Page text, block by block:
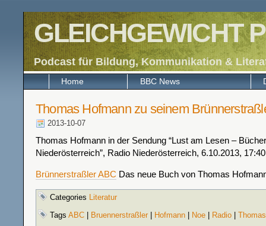
GLEICHGEWICHT
Podcast für Bildung, Kommunikation &
BBC News
Home
Thomas Hofmann zu seinem
2013-10-07
Thomas Hofmann in der Sendung “Lust am Lesen –
Niederösterreich”, Radio Niederösterreich, 6.10.2013,
Brünnerstraßler ABC Das neue Buch von Thomas
Categories Literatur
Tags ABC Bruennerstraßler Hofmann Noe Radio
Thomas